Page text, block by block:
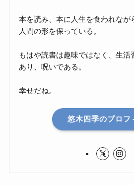
本を読み、本に人生を食われなが
人間の形を保っている。
もはや読書は趣味ではなく、生活
あり、呪いである。
幸せだね。
悠木四季のプロフ